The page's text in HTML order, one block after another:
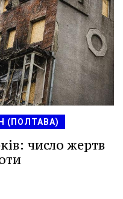
(ПОЛТАВА)
число жертв